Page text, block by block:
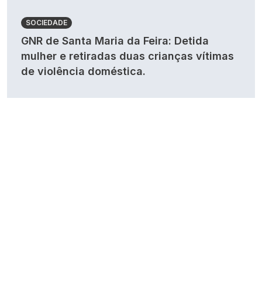
SOCIEDADE
GNR de Santa Maria da Feira: Detida
mulher e retiradas duas crianças vítimas
de violência doméstica.